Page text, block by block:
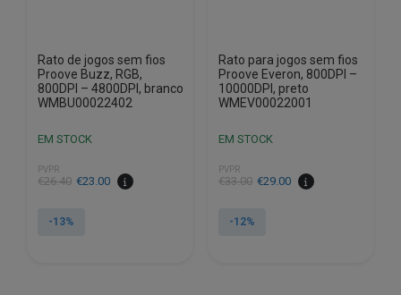
Rato de jogos sem fios
Proove Buzz, RGB,
800DPI – 4800DPI, branco
WMBU00022402
EM STOCK
PVPR
€26.40
O
original
€23.00
O
atual
-13%
Rato para jogos sem fios
Proove Everon, 800DPI –
10000DPI, preto
WMEV00022001
EM STOCK
PVPR
€33.00
O
original
€29.00
O
atual
-12%